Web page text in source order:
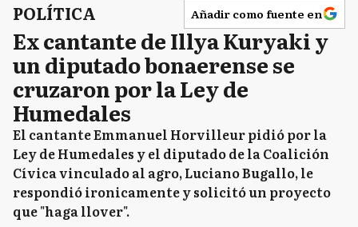
POLÍTICA Añadir como fuente en
Ex cantante de Illya Kuryaki y
un diputado bonaerense se
cruzaron por la Ley de
Humedales
El cantante Emmanuel Horvilleur pidió por la
Ley de Humedales y el diputado de la Coalición
Cívica vinculado al agro, Luciano Bugallo, le
respondió ironicamente y solicitó un proyecto
que "haga llover".